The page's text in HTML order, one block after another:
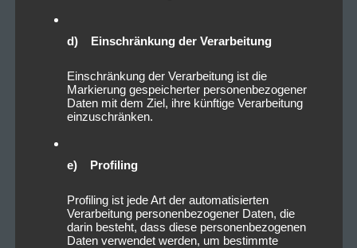
d) Einschränkung der Verarbeitung
Einschränkung der Verarbeitung ist die
Markierung gespeicherter personenbezogener
Daten mit dem Ziel, ihre künftige Verarbeitung
einzuschränken.
e) Profiling
Profiling ist jede Art der automatisierten
Verarbeitung personenbezogener Daten, die
darin besteht, dass diese personenbezogenen
Daten verwendet werden, um bestimmte